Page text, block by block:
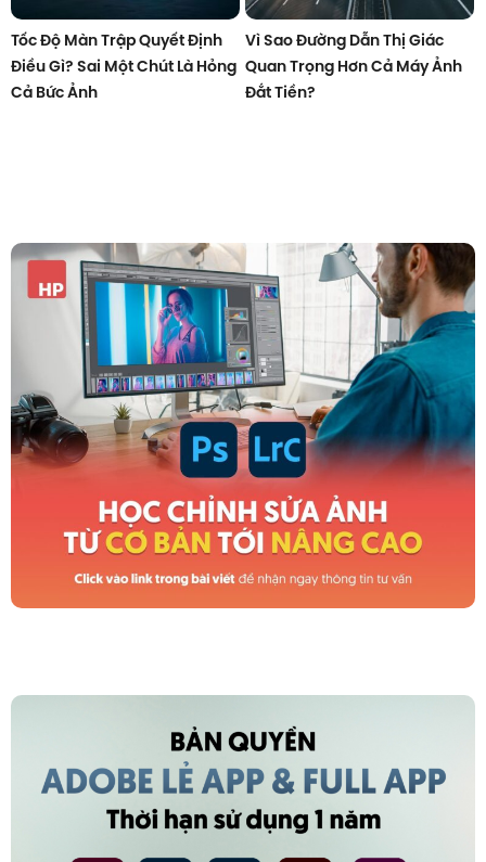
Tốc Độ Màn Trập Quyết Định
Điều Gì? Sai Một Chút Là Hỏng
Cả Bức Ảnh
Vì Sao Đường Dẫn Thị Giác
Quan Trọng Hơn Cả Máy Ảnh
Đắt Tiền?